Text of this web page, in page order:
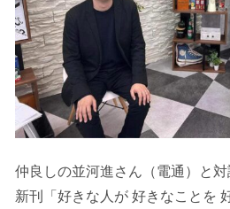
仲良しの並河進さん（電通）と対
新刊「好きな人が 好きなことを